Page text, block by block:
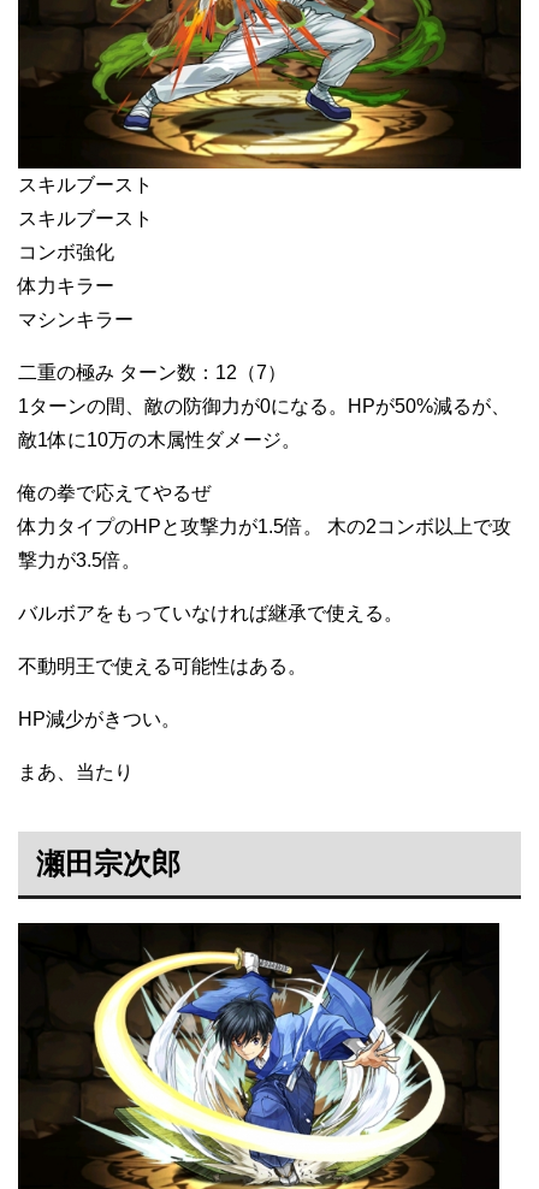
スキルブースト
スキルブースト
コンボ強化
体力キラー
マシンキラー
二重の極み ターン数：12（7）
1ターンの間、敵の防御力が0になる。HPが50%減るが、
敵1体に10万の木属性ダメージ。
俺の拳で応えてやるぜ
体力タイプのHPと攻撃力が1.5倍。 木の2コンボ以上で攻
撃力が3.5倍。
バルボアをもっていなければ継承で使える。
不動明王で使える可能性はある。
HP減少がきつい。
まあ、当たり
瀬田宗次郎